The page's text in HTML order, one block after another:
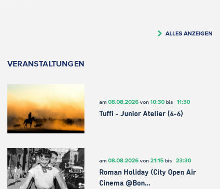
ALLES ANZEIGEN
VERANSTALTUNGEN
am 08.08.2026von 10:30bis 11:30
Tuffi - Junior Atelier (4-6)
am 08.08.2026von 21:15bis 23:30
Roman Holiday (City Open Air
Cinema @Bon…